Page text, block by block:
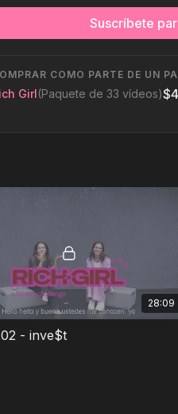
Medium, Heavy weights and
our whatsapp community
Suscríbete
COMO PARTE DE UN
Girl(Paquete de 33 vídeos)
28:09
- inve$t